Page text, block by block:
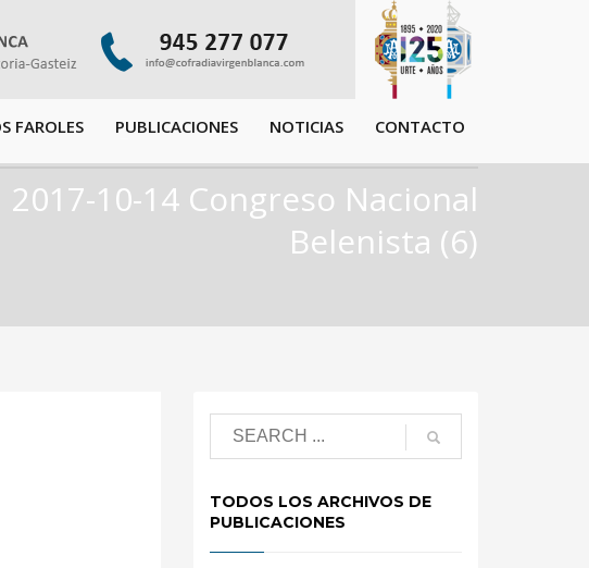
FAROLES PUBLICACIONES NOTICIAS CONTACTO
2017-10-14 Congreso Nacional
Belenista (6)
TODOS LOS ARCHIVOS DE
PUBLICACIONES